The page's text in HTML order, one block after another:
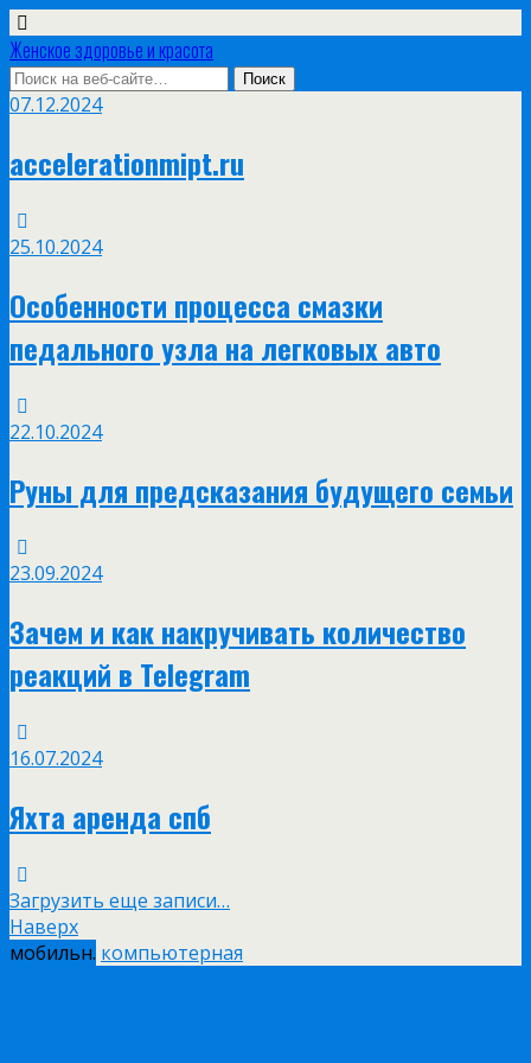
Женское здоровье и красота
07.12.2024
accelerationmipt.ru
25.10.2024
Особенности процесса смазки
педального узла на легковых авто
22.10.2024
Руны для предсказания будущего семьи
23.09.2024
Зачем и как накручивать количество
реакций в Telegram
16.07.2024
Яхта аренда спб
Загрузить еще записи…
Наверх
мобильн. компьютерная